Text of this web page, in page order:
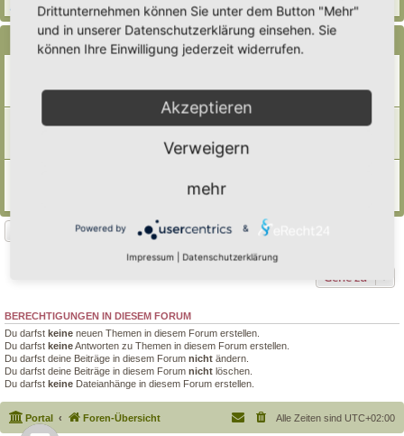
Antworten:1
«Sa 16. Sep 2023, 15:42
Neues Thema
Gehe zu
BERECHTIGUNGEN IN DIESEM FORUM
Du darfst keine neuen Themen in diesem Forum erstellen.
Du darfst keineAntworten zu Themen in diesem Forum erstellen.
Du darfst deine Beiträge in diesem Forum nicht ändern.
Du darfst deine Beiträge in diesem Forum nicht löschen.
Du darfst keine Dateianhänge in diesem Forum erstellen.
Portal Foren-Übersicht Alle Zeiten sind UTC+02:00
Drittunternehmen können Sie unter dem Button "Mehr"
und in unserer Datenschutzerklärung einsehen. Sie
können Ihre Einwilligung jederzeit widerrufen.
Akzeptieren
Verweigern
mehr
Powered by &
Impressum Datenschutzerklärung